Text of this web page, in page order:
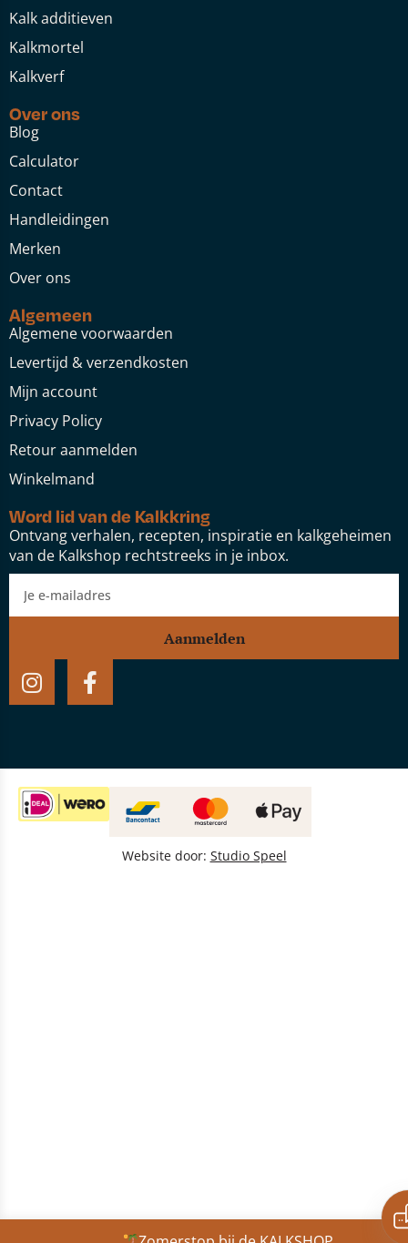
Kalk additieven
Kalkmortel
Kalkverf
Over ons
Blog
Calculator
Contact
Handleidingen
Merken
Over ons
Algemeen
Algemene voorwaarden
Levertijd & verzendkosten
Mijn account
Privacy Policy
Retour aanmelden
Winkelmand
Word lid van de Kalkkring
Ontvang verhalen, recepten, inspiratie en kalkgeheimen
van de Kalkshop rechtstreeks in je inbox.
Aanmelden
Website door: Studio Speel